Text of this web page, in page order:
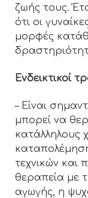
ζωής τους.
ότι οι
μορφές
Ενδεικτικοί
– Είναι
μπορεί να
κατάλληλους
τεχνικών και
θεραπεία με
αγωγής, η